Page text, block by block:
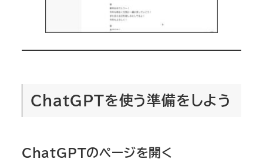
ChatGPTを使う準備をしよう
ChatGPTのページを開く